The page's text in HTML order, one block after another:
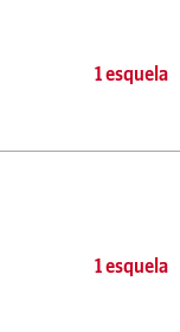
1 esquela
1 esquela